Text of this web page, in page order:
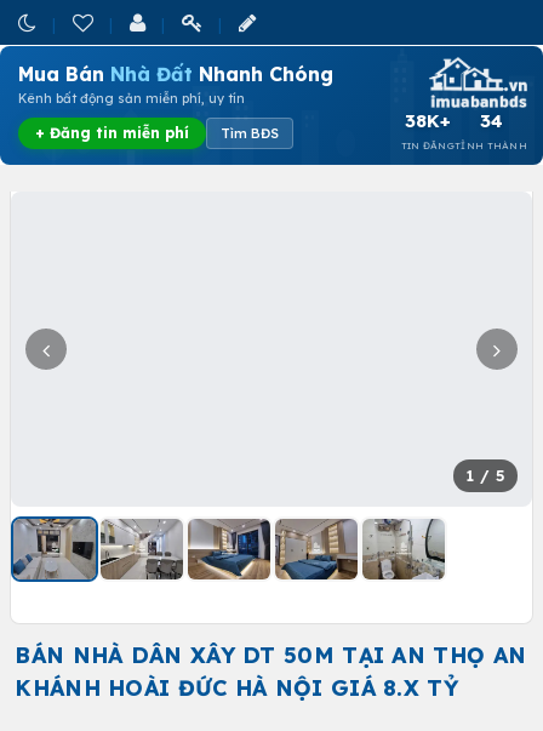
Mua Bán Nhà Đất Nhanh Chóng
Kênh bất động sản miễn phí, uy tín
+ Đăng tin miễn phí Tìm BĐS
38K+
TIN ĐĂNG
34
TỈNH THÀNH
1 / 5
BÁN NHÀ DÂN XÂY DT 50M TẠI AN THỌ AN
KHÁNH HOÀI ĐỨC HÀ NỘI GIÁ 8.X TỶ